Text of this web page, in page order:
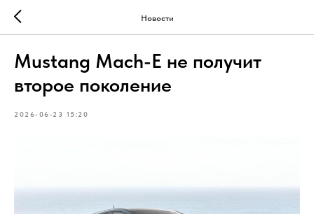
Новости
Mustang Mach-E не получит
второе поколение
2026-06-23 15:20